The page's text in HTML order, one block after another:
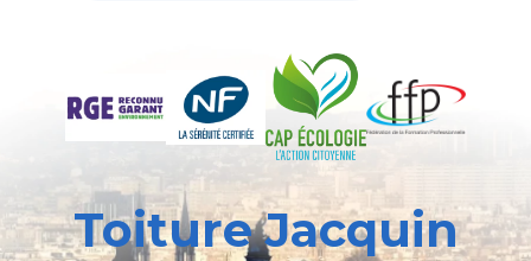
Toiture Jacquin